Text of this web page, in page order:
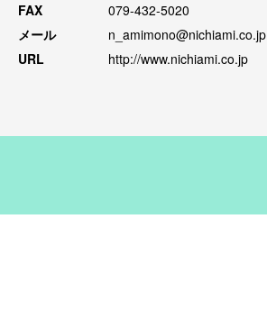
FAX
079-432-5020
メール
n_amimono@nichiami.co.jp
URL
http://www.nichiami.co.jp